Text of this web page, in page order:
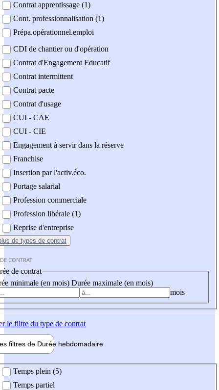
Contrat apprentissage (1)
Cont. professionnalisation (1)
Prépa.opérationnel.emploi
CDI de chantier ou d'opération
Contrat d'Engagement Educatif
Contrat intermittent
Contrat pacte
Contrat d'usage
CUI - CAE
CUI - CIE
Engagement à servir dans la réserve
Franchise
Insertion par l'activ.éco.
Portage salarial
Profession commerciale
Profession libérale (1)
Reprise d'entreprise
de types de contrat
CONTRAT
de contrat
minimale (en mois) Durée maximale (en mois)
mois
le filtre du type de contrat
filtres de Durée hebdomadaire
Temps plein (5)
Temps partiel